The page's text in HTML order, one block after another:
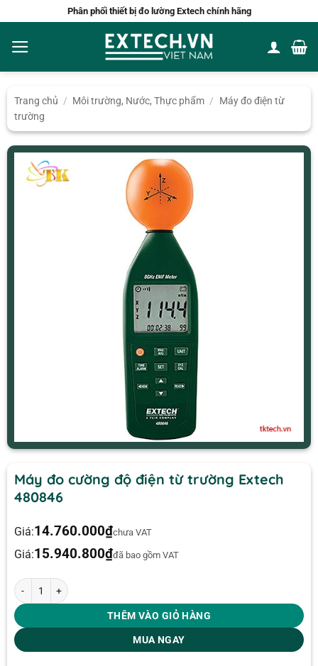
nội
dung
Phân phối thiết bị đo lường Extech chính hãng
Trang chủ / Môi trường, Nước, Thực phẩm /
Máy đo điện từ
trường
Máy đo cường độ điện từ trường Extech
480846
Giá:14.760.000₫chưa VAT
Giá:15.940.800₫đã bao gồm VAT
Máy đo cường độ điện từ trường Extech 480846 số lượng
THÊM VÀO GIỎ HÀNG
MUA NGAY